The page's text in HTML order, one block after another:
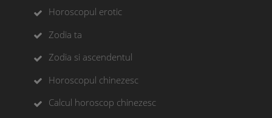
Horoscopul erotic
Zodia ta
Zodia si ascendentul
Horoscopul chinezesc
Calcul horoscop chinezesc